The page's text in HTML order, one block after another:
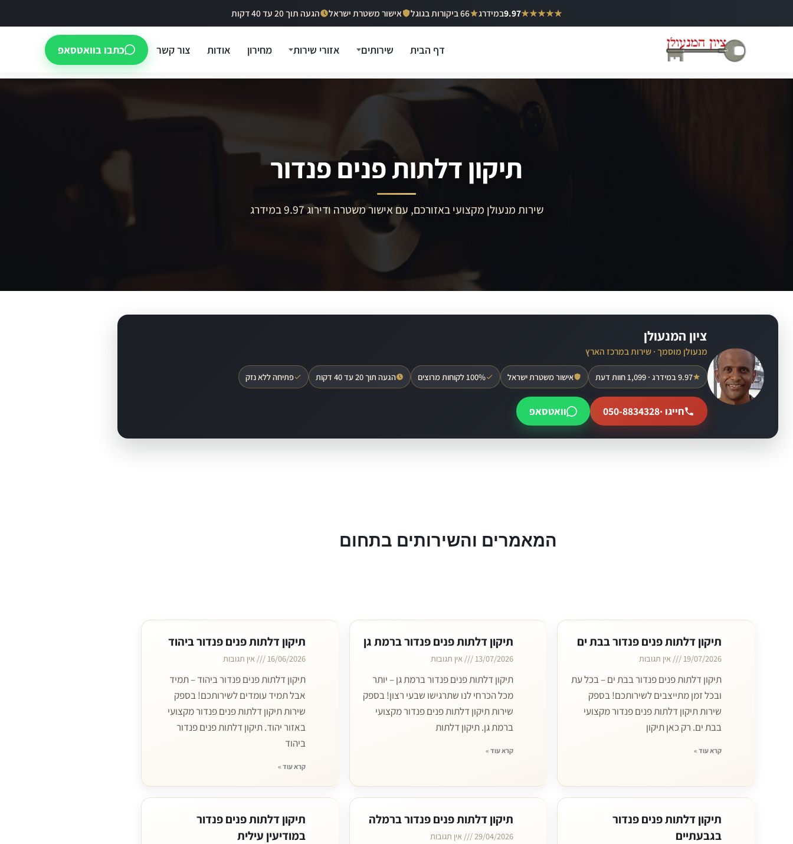
לתוכן
★★★★★
9.97במידרג 66 ביקורות בגוגל אישור משטרת ישראל הגעה תוך 20 עד 40 דקות
דף הבית שירותים אזורי שירות מחירון אודות צור קשר כתבו בוואטסאפ
תיקון דלתות פנים פנדור
שירות מנעולן מקצועי באזורכם, עם אישור משטרה ודירוג 9.97 במידרג
ציון המנעולן
מנעולן מוסמך · שירות במרכז הארץ
9.97 במידרג · 1,099 חוות דעת אישור משטרת ישראל 100% לקוחות מרוצים הגעה תוך 20 עד 40 דקות פתיחה ללא נזק
חייגו ·050-8834328 וואטסאפ
המאמרים והשירותים בתחום
תיקון דלתות פנים פנדור בבת ים
19/07/2026 אין תגובות
תיקון דלתות פנים פנדור בבת ים – בכל עת
ובכל זמן מתייצבים לשירותכם! בספק
שירות תיקון דלתות פנים פנדור מקצועי
בבת ים. רק כאן תיקון
קרא עוד »
תיקון דלתות פנים פנדור ברמת גן
13/07/2026 אין תגובות
תיקון דלתות פנים פנדור ברמת גן – יותר
מכל הכרחי לנו שתרגישו שבעי רצון! בספק
שירות תיקון דלתות פנים פנדור מקצועי
ברמת גן. תיקון דלתות
קרא עוד »
תיקון דלתות פנים פנדור ביהוד
16/06/2026 אין תגובות
תיקון דלתות פנים פנדור ביהוד – תמיד
אבל תמיד עומדים לשירותכם! בספק
שירות תיקון דלתות פנים פנדור מקצועי
באזור יהוד. תיקון דלתות פנים פנדור
ביהוד
קרא עוד »
תיקון דלתות פנים פנדור
בגבעתיים
תיקון דלתות פנים פנדור ברמלה
29/04/2026 אין תגובות
תיקון דלתות פנים פנדור
במודיעין עילית